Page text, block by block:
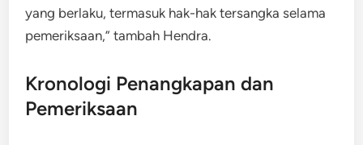
yang berlaku, termasuk hak-hak tersangka selama
pemeriksaan,” tambah Hendra.
Kronologi Penangkapan dan
Pemeriksaan